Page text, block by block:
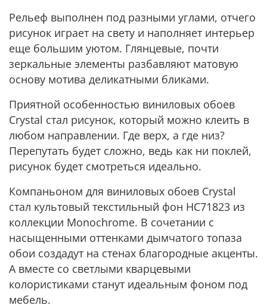
Рельеф выполнен под разными углами, отчего
рисунок играет на свету и наполняет интерьер
еще большим уютом. Глянцевые, почти
зеркальные элементы разбавляют матовую
основу мотива деликатными бликами.
Приятной особенностью виниловых обоев
Crystal стал рисунок, который можно клеить в
любом направлении. Где верх, а где низ?
Перепутать будет сложно, ведь как ни поклей,
рисунок будет смотреться идеально.
Компаньоном для виниловых обоев Crystal
стал культовый текстильный фон HC71823 из
коллекции Monochrome. В сочетании с
насыщенными оттенками дымчатого топаза
обои создадут на стенах благородные акценты.
А вместе со светлыми кварцевыми
колористиками станут идеальным фоном под
мебель.